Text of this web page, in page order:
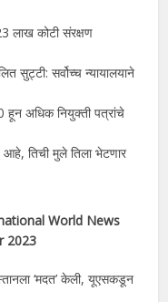
लाख कोटी संरक्षण
सुट्टी: सर्वोच्च न्यायालयाने
हून अधिक नियुक्ती पत्रांचे
तिची मुले तिला भेटणार
World News
2023
‘मदत’ केली, यूएसकडून